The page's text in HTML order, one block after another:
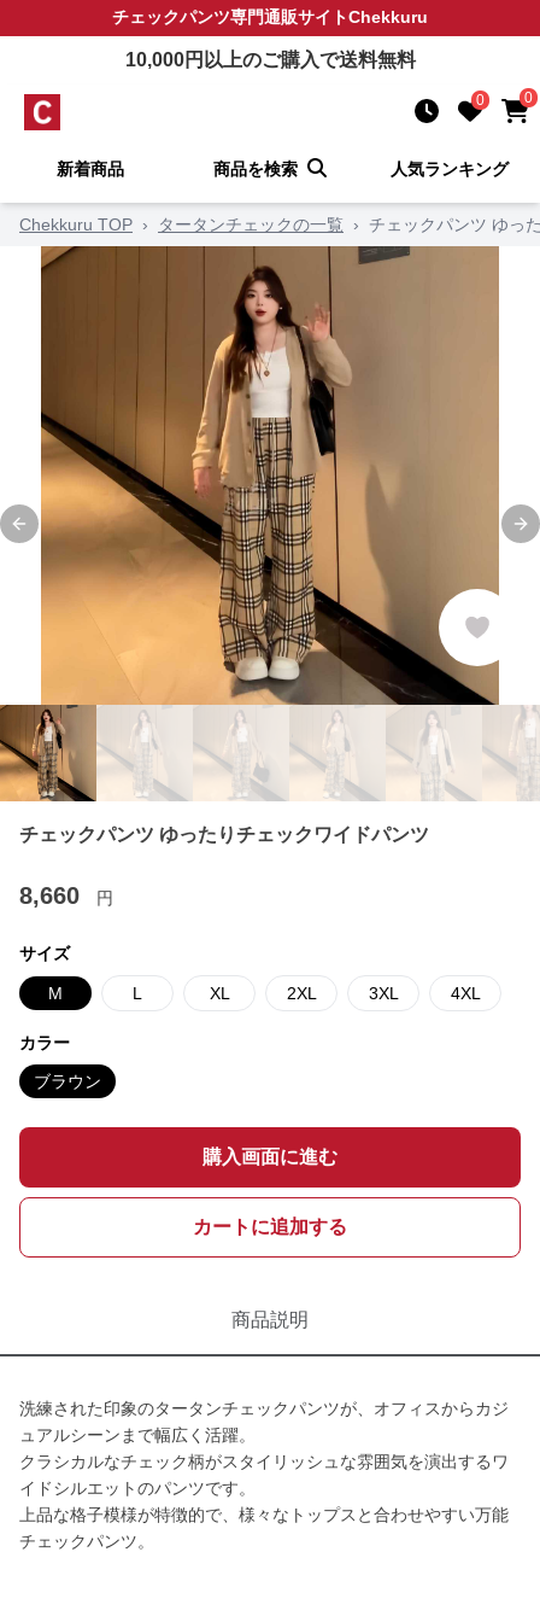
チェックパンツ専門通販サイトChekkuru
10,000円以上のご購入で送料無料
0 0
新着商品 商品を検索 人気ランキング
Chekkuru TOP › タータンチェックの一覧 › チェックパンツ ゆっ
Previous slide
チェックパンツ ゆったりチェックワイドパンツ
8,660 円
サイズ
M L XL 2XL 3XL 4XL
カラー
ブラウン
購入画面に進む
カートに追加する
商品説明
洗練された印象のタータンチェックパンツが、オフィスからカジ
ュアルシーンまで幅広く活躍。
クラシカルなチェック柄がスタイリッシュな雰囲気を演出するワ
イドシルエットのパンツです。
上品な格子模様が特徴的で、様々なトップスと合わせやすい万能
チェックパンツ。